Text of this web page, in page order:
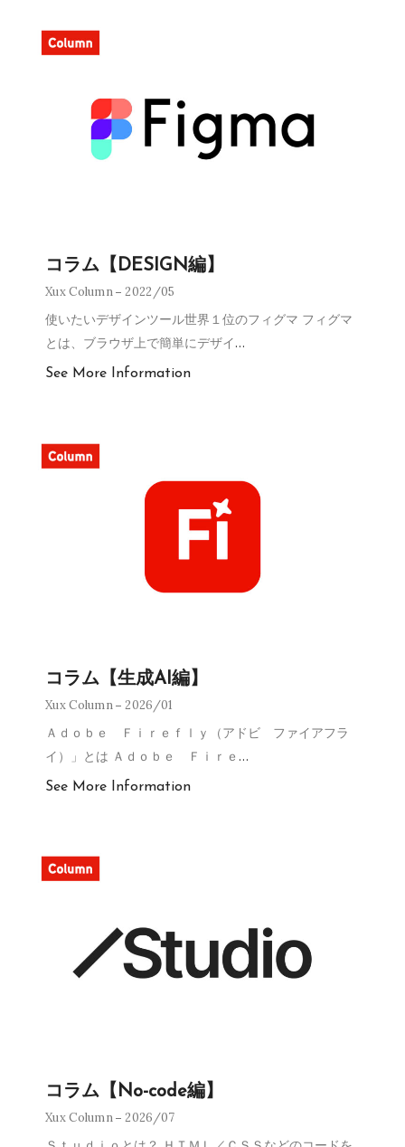
コラム【DESIGN編】
Xux Column 2022/05
使いたいデザインツール世界１位のフィグマ フィグマ
とは、ブラウザ上で簡単にデザイ…
See More Information
コラム【生成AI編】
Xux Column 2026/01
Ａｄｏｂｅ Ｆｉｒｅｆｌｙ（アドビ ファイアフラ
イ）」とは Ａｄｏｂｅ Ｆｉｒｅ …
See More Information
コラム【No-code編】
Xux Column 2026/07